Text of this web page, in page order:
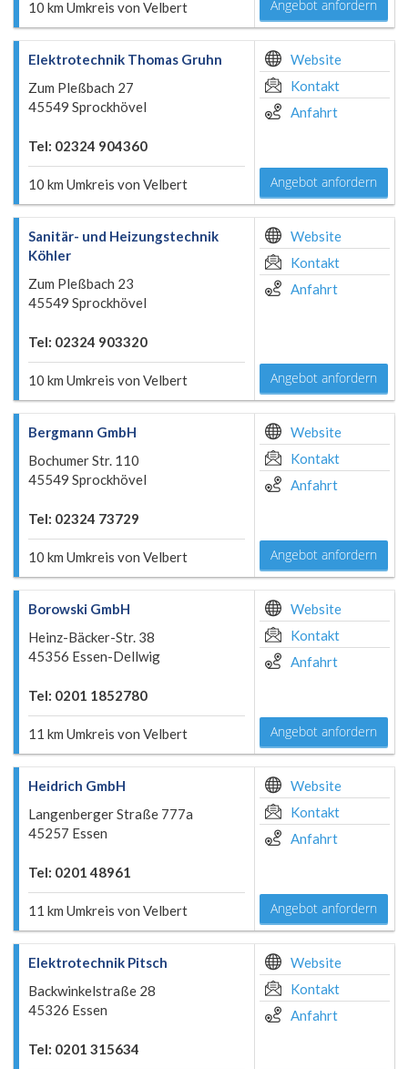
10 km Umkreis von Velbert Angebot anfordern
Elektrotechnik Thomas Gruhn
Zum Pleßbach 27
45549 Sprockhövel
Tel: 02324 904360
10 km Umkreis von Velbert
Website
Kontakt
Anfahrt
Angebot anfordern
Sanitär- und Heizungstechnik
Köhler
Zum Pleßbach 23
45549 Sprockhövel
Tel: 02324 903320
10 km Umkreis von Velbert
Website
Kontakt
Anfahrt
Angebot anfordern
Bergmann GmbH
Bochumer Str. 110
45549 Sprockhövel
Tel: 02324 73729
10 km Umkreis von Velbert
Website
Kontakt
Anfahrt
Angebot anfordern
Borowski GmbH
Heinz-Bäcker-Str. 38
45356 Essen-Dellwig
Tel: 0201 1852780
11 km Umkreis von Velbert
Website
Kontakt
Anfahrt
Angebot anfordern
Heidrich GmbH
Langenberger Straße 777a
45257 Essen
Tel: 0201 48961
11 km Umkreis von Velbert
Website
Kontakt
Anfahrt
Angebot anfordern
Elektrotechnik Pitsch
Backwinkelstraße 28
45326 Essen
Tel: 0201 315634
Website
Kontakt
Anfahrt